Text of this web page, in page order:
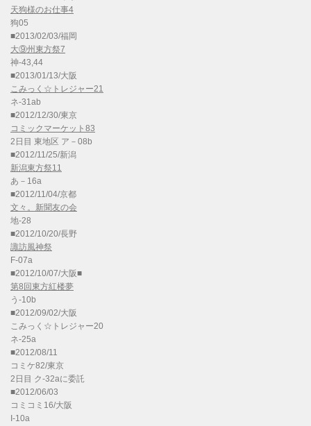
天狗様のお仕事4
狗05
■2013/02/03/福岡
大⑨州東方祭7
神-43,44
■2013/01/13/大阪
こみっく☆トレジャー21
ネ-31ab
■2012/12/30/東京
コミックマーケット83
2日目 東地区 ア－08b
■2012/11/25/新潟
新潟東方祭11
あ－16a
■2012/11/04/京都
文々。新聞友の会
地-28
■2012/10/20/長野
諏訪風神祭
F-07a
■2012/10/07/大阪■
第8回東方紅楼夢
う-10b
■2012/09/02/大阪
こみっく☆トレジャー20
ネ-25a
■2012/08/11
コミケ82/東京
2日目 ク-32aに委託
■2012/06/03
コミコミ16/大阪
I-10a